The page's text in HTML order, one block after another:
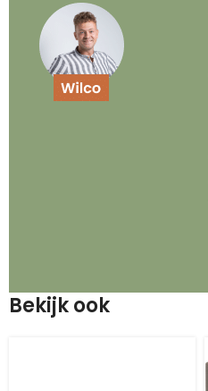
Bekijk ook